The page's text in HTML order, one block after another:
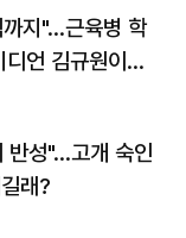
지"…근육병 학
언 김규원이었
반성"…고개 숙인
래?